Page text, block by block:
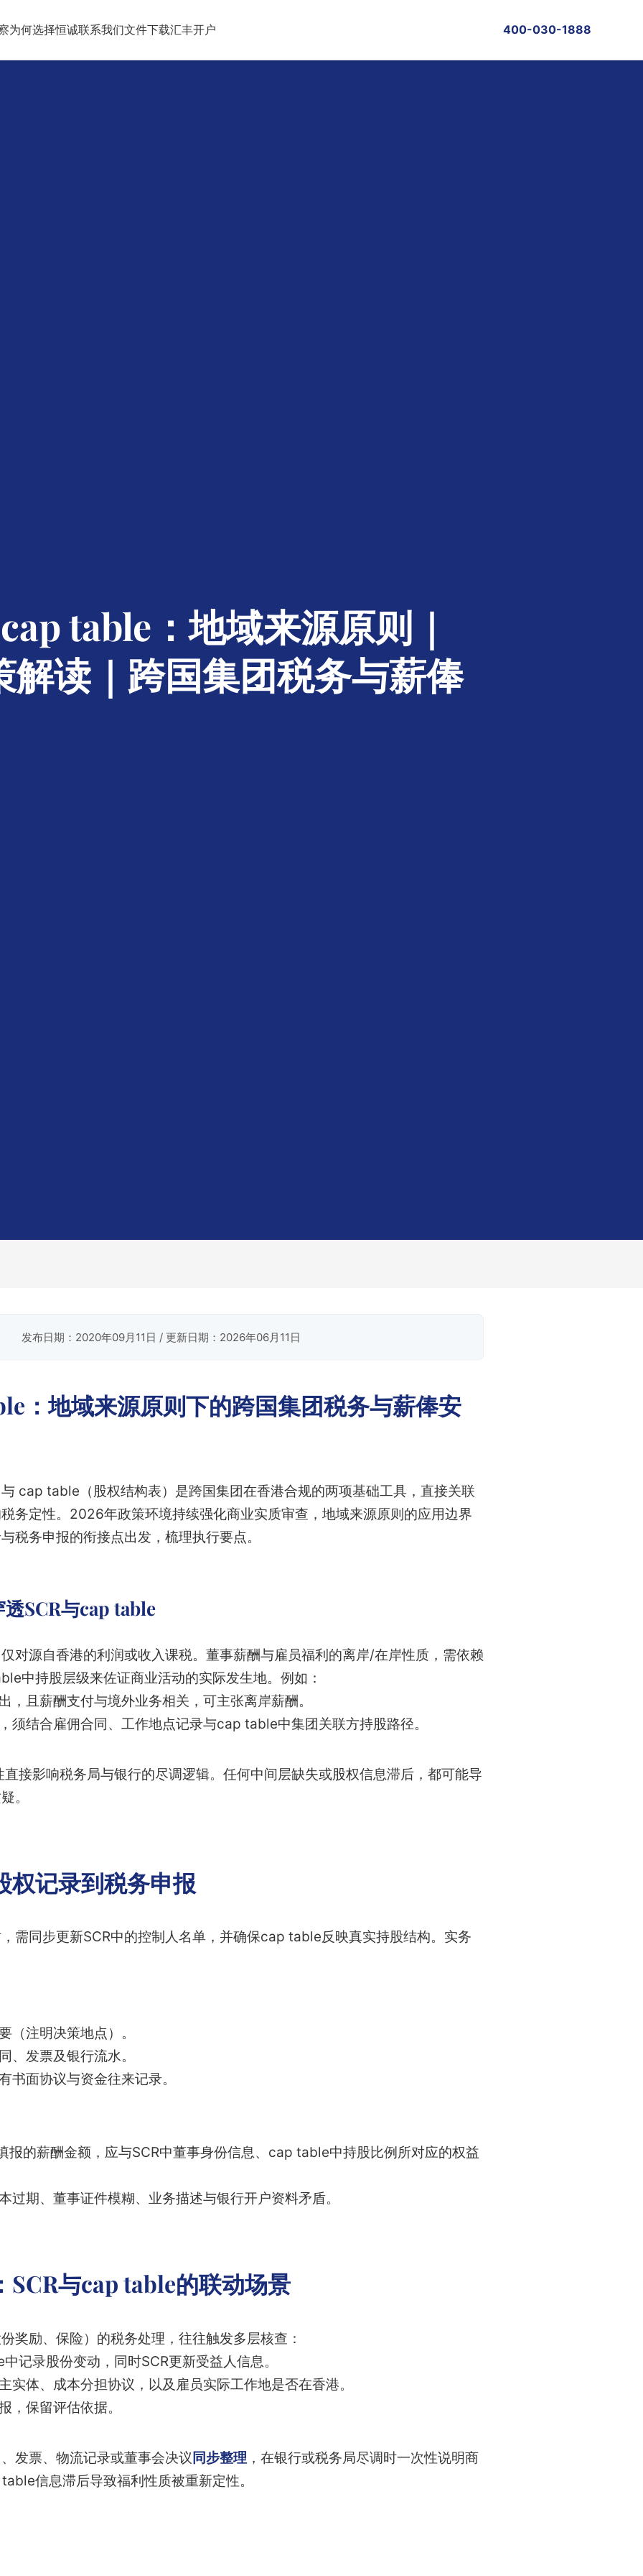
为何选择恒诚联系我们文件下载汇丰开户 400-030-1888
table：地域来源原则｜
解读｜跨国集团税务与薪俸
发布日期：2020年09月11日 / 更新日期：2026年06月11日
：地域来源原则下的跨国集团税务与薪俸安
cap table（股权结构表）是跨国集团在香港合规的两项基础工具，直接关联
务定性。2026年政策环境持续强化商业实质审查，地域来源原则的应用边界
税务申报的衔接点出发，梳理执行要点。
SCR与cap table
对源自香港的利润或收入课税。董事薪酬与雇员福利的离岸/在岸性质，需依赖
中持股层级来佐证商业活动的实际发生地。例如：
，且薪酬支付与境外业务相关，可主张离岸薪酬。
须结合雇佣合同、工作地点记录与cap table中集团关联方持股路径。
接影响税务局与银行的尽调逻辑。任何中间层缺失或股权信息滞后，都可能导
。
权记录到税务申报
需同步更新SCR中的控制人名单，并确保cap table反映真实持股结构。实务
（注明决策地点）。
、发票及银行流水。
书面协议与资金往来记录。
报的薪酬金额，应与SCR中董事身份信息、cap table中持股比例所对应的权益
过期、董事证件模糊、业务描述与银行开户资料矛盾。
SCR与cap table的联动场景
奖励、保险）的税务处理，往往触发多层核查：
记录股份变动，同时SCR更新受益人信息。
实体、成本分担协议，以及雇员实际工作地是否在香港。
，保留评估依据。
发票、物流记录或董事会决议 同步整理 ，在银行或税务局尽调时一次性说明商
信息滞后导致福利性质被重新定性。